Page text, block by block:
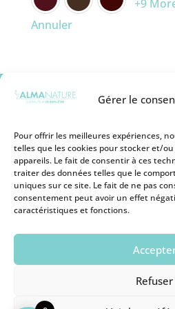
Gérer le
Pour offrir les meilleures expériences,
telles que les cookies pour stocker et/
appareils. Le fait de consentir à ces
traiter des données telles que le
uniques sur ce site. Le fait de ne pas
consentement peut avoir un effet
caractéristiques et fonctions.
Refuser
+9
Annuler
Mentions
Conditions
Politique de
Politique de Protection
Conditions
Devenir